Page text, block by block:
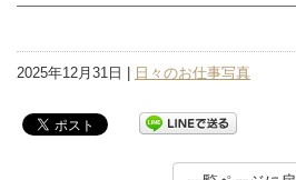
2025年12月31日 | 日々のお仕事写真